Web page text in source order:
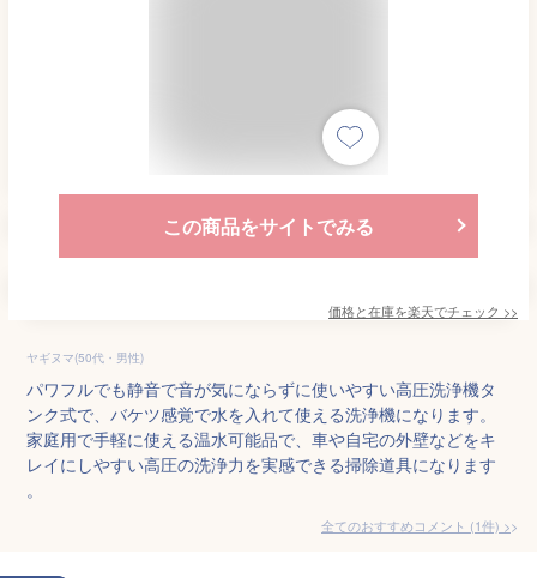
この商品をサイトでみる
価格と在庫を楽天でチェック >>
ヤギヌマ(50代・男性)
パワフルでも静音で音が気にならずに使いやすい高圧洗浄機タ
ンク式で、バケツ感覚で水を入れて使える洗浄機になります。
家庭用で手軽に使える温水可能品で、車や自宅の外壁などをキ
レイにしやすい高圧の洗浄力を実感できる掃除道具になります
。
全てのおすすめコメント (1件) >